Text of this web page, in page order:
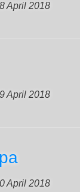
8 April 2018
9 April 2018
April 2018